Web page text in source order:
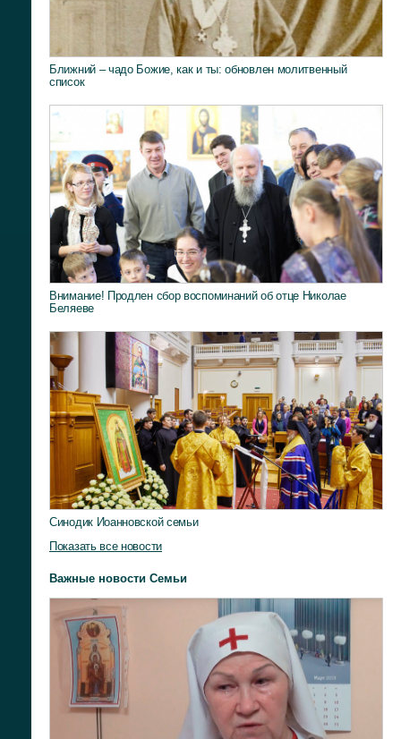
Ближний – чадо Божие, как и ты: обновлен молитвенный
список
Внимание! Продлен сбор воспоминаний об отце Николае
Беляеве
Синодик Иоанновской семьи
Показать все новости
Важные новости Семьи